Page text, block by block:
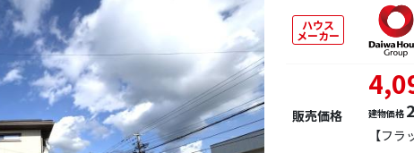
ハウス
メーカー
販売価格 建物価格
【フ